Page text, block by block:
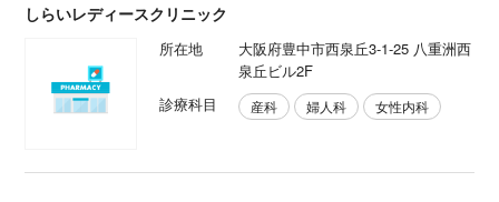
しらいレディースクリニック
所在地
大阪府豊中市西泉丘3-1-25 八重洲西
泉丘ビル2F
診療科目
産科 婦人科 女性内科